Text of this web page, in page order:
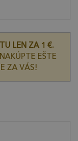
LEN ZA 1 €.
EŠTE
ZA VÁS!